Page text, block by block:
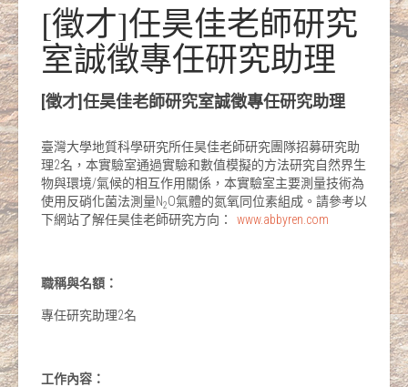
[徵才]任昊佳老師研究
室誠徵專任研究助理
[徵才]任昊佳老師研究室誠徵專任研究助理
臺灣大學地質科學研究所任昊佳老師研究團隊招募研究助
理2名，本實驗室通過實驗和數值模擬的方法研究自然界生
物與環境/氣候的相互作用關係，本實驗室主要測量技術為
使用反硝化菌法測量N2O氣體的氮氧同位素組成。請參考以
下網站了解任昊佳老師研究方向：
www.abbyren.com
職稱與名額：
專任研究助理2名
工作內容：